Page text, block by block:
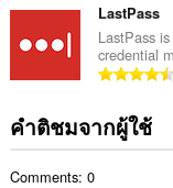
LastPass
LastPass
credential
คำติชมจากผู้ใช้
Comments: 0